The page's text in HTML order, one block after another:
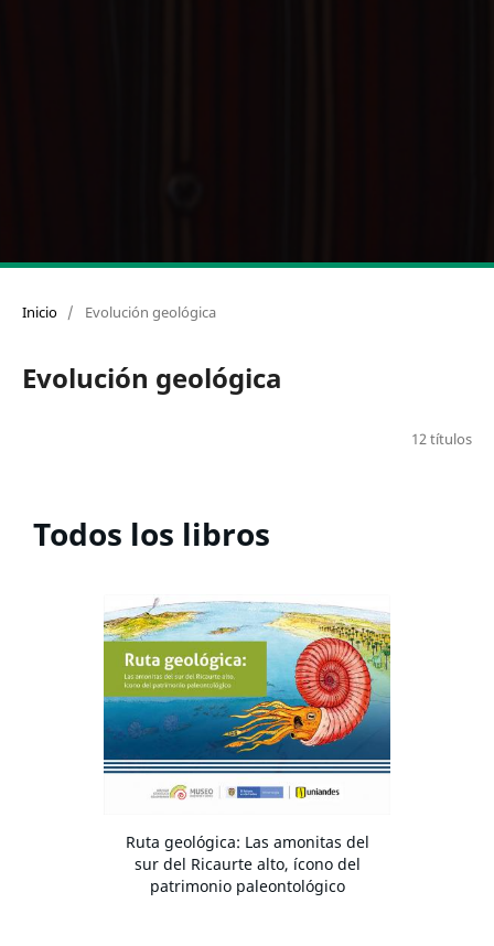
Inicio / Evolución geológica
Evolución geológica
12 títulos
Todos los libros
Ruta geológica: Las amonitas del
sur del Ricaurte alto, ícono del
patrimonio paleontológico